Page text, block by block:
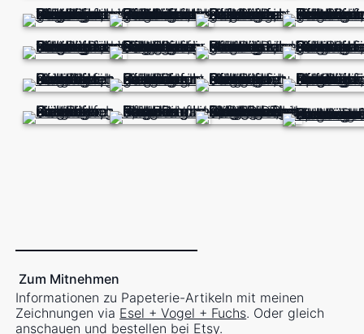
Zum Mitnehmen
Informationen zu Papeterie-Artikeln mit meinen
Zeichnungen via Esel + Vogel + Fuchs. Oder gleich
anschauen und bestellen bei Etsy.